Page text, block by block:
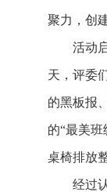
聚力，创
活动
天，评委
的黑板报
的“最美
桌椅排放
经过